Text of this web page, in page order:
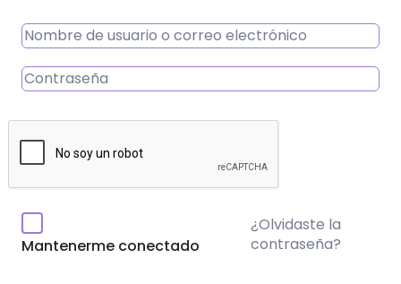
Mantenerme conectado
¿Olvidaste la
contraseña?